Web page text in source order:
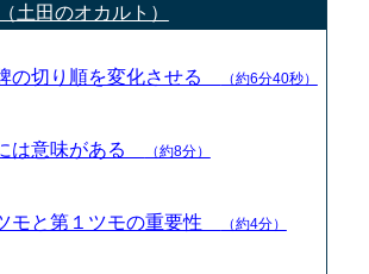
土田のオカルト）
の切り順を変化させる （約6分40秒）
は意味がある （約8分）
モと第１ツモの重要性 （約4分）